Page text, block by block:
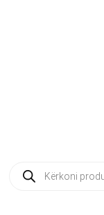
Products
search